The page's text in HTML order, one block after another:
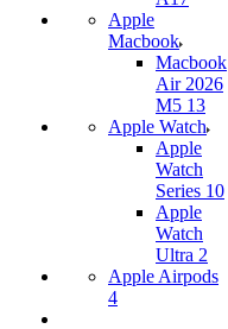
Apple
Macbook
Macbook
Air 2026
M5 13
Apple Watch
Apple
Watch
Series 10
Apple
Watch
Ultra 2
Apple Airpods
4